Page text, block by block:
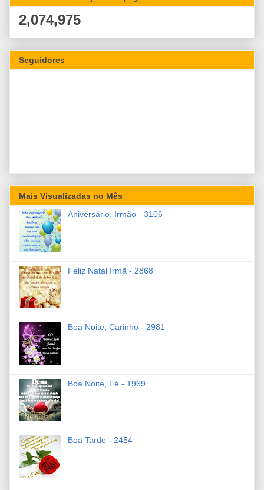
2,074,975
Seguidores
Mais Visualizadas no Mês
Aniversário, Irmão - 3106
Feliz Natal Irmã - 2868
Boa Noite, Carinho - 2981
Boa Noite, Fé - 1969
Boa Tarde - 2454